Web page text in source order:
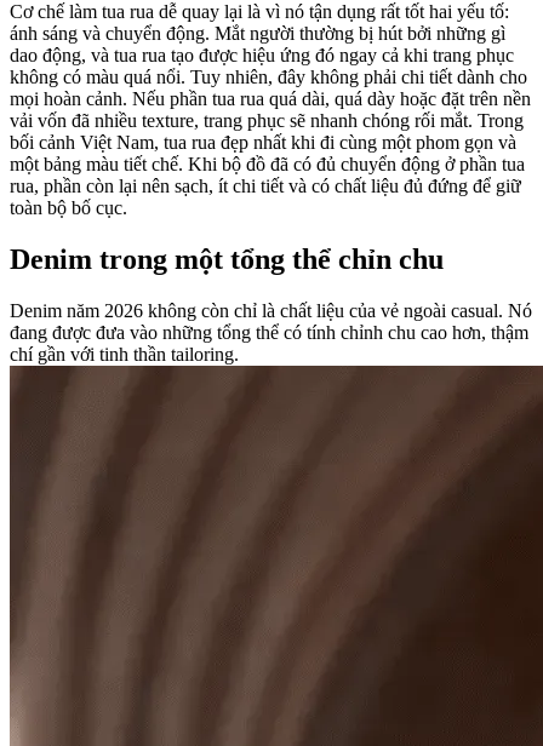
Cơ chế làm tua rua dễ quay lại là vì nó tận dụng rất tốt hai yếu tố:
ánh sáng và chuyển động. Mắt người thường bị hút bởi những gì
dao động, và tua rua tạo được hiệu ứng đó ngay cả khi trang phục
không có màu quá nổi. Tuy nhiên, đây không phải chi tiết dành cho
mọi hoàn cảnh. Nếu phần tua rua quá dài, quá dày hoặc đặt trên nền
vải vốn đã nhiều texture, trang phục sẽ nhanh chóng rối mắt. Trong
bối cảnh Việt Nam, tua rua đẹp nhất khi đi cùng một phom gọn và
một bảng màu tiết chế. Khi bộ đồ đã có đủ chuyển động ở phần tua
rua, phần còn lại nên sạch, ít chi tiết và có chất liệu đủ đứng để giữ
toàn bộ bố cục.
Denim trong một tổng thể chỉn chu
Denim năm 2026 không còn chỉ là chất liệu của vẻ ngoài casual. Nó
đang được đưa vào những tổng thể có tính chỉnh chu cao hơn, thậm
chí gần với tinh thần tailoring.